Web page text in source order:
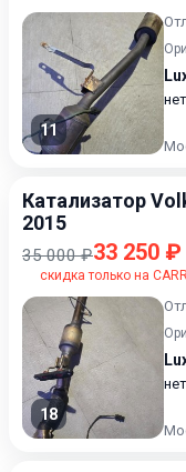
11
Катализатор
2015
35 000 ₽33 250 ₽
скидка только на
18